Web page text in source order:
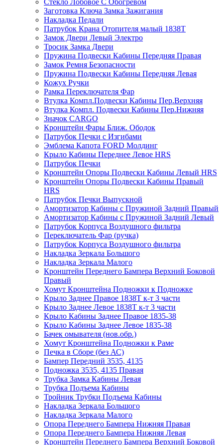
Заготовка Ключа Замка Зажигания
Накладка Педали
Патрубок Крана Отопителя малый 1838Т
Замок Двери Левый Электро
Тросик Замка Двери
Пружина Подвески Кабины Передняя Правая
Замок Ремня Безопасности
Пружина Подвески Кабины Передняя Левая
Кожух Ручки
Рамка Переключателя Фар
Втулка Компл.Подвески Кабины Пер.Верхняя
Втулка Компл. Подвески Кабины Пер.Нижняя
Значок CARGO
Кронштейн Фары Ближ. Ободок
Патрубок Печки с Изгибами
Эмблема Капота FORD Молдинг
Крыло Кабины Переднее Левое HRS
Патрубок Печки
Кронштейн Опоры Подвески Кабины Левый HRS
Кронштейн Опоры Подвески Кабины Правый
HRS
Патрубок Печки Выпускной
Амортизатор Кабины с Пружиной Задний Правый
Амортизатор Кабины с Пружиной Задний Левый
Патрубок Корпуса Воздушного фильтра
Переключатель Фар (ручка)
Патрубок Корпуса Воздушного фильтра
Накладка Зеркала Большого
Накладка Зеркала Малого
Кронштейн Переднего Бампера Верхний Боковой
Правый
Хомут Кронштейна Подножки к Подножке
Крыло Заднее Правое 1838Т к-т 3 части
Крыло Заднее Левое 1838Т к-т 3 части
Крыло Кабины Заднее Правое 1835-38
Крыло Кабины Заднее Левое 1835-38
Бачек омывателя (нов.обр.)
Хомут Кронштейна Подножки к Раме
Печка в Сборе (без АС)
Бампер Передний 3535, 4135
Подножка 3535, 4135 Правая
Трубка Замка Кабины Левая
Трубка Подъема Кабины
Тройник Трубки Подъема Кабины
Накладка Зеркала Большого
Накладка Зеркала Малого
Опора Переднего Бампера Нижняя Правая
Опора Переднего Бампера Нижняя Левая
Кронштейн Переднего Бампера Верхний Боковой